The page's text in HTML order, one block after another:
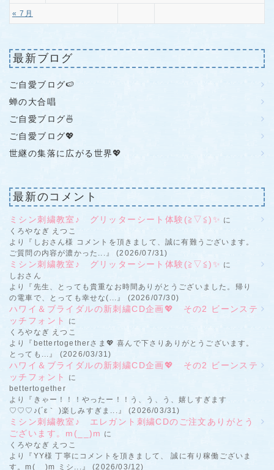
« 7月
最新ブログ
ご自愛ブログ🍉
蝉の大合唱
ご自愛ブログ🍜
ご自愛ブログ💖
世継の集落に広がる世界💖
最新のコメント
ミシン刺繍教室♪ グリッターシート体験(≧▽≦)✨ に
くろやなぎ えつこ
より『しおさん様 コメントを頂きまして、誠に有難うございます。
ご質問の内容が濃かった...』 (2026/07/31)
ミシン刺繍教室♪ グリッターシート体験(≧▽≦)✨ に
しおさん
より『先生、とっても貴重なお時間ありがとうございました。帰り
の電車で、とっても幸せな(...』 (2026/07/30)
ハワイ＆ブライダルの新刺繍CD企画💖 その2 ビーンステ
ッチフォント
に
くろやなぎ えつこ
より『bettertogetherさま💖 喜んで下さりありがとうございます。
とっても...』 (2026/03/31)
ハワイ＆ブライダルの新刺繍CD企画💖 その2 ビーンステ
ッチフォント
に
bettertogether
より『きゃー！！！やったー！！う、う、う、嬉しすぎます
♡♡♡♪(´ε｀ )楽しみすぎま...』 (2026/03/31)
ミシン刺繍教室♪ エレガント刺繍CDのご注文ありがとう
ございます。m(__)m に
くろやなぎ えつこ
より『YY様 丁寧にコメントを頂きまして、 誠に有り稼働ございま
す。m(__)m ミシ...』 (2026/03/12)